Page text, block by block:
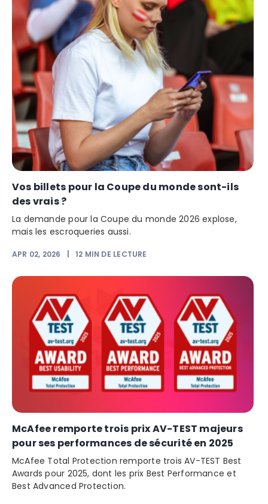
Vos billets pour la Coupe du monde sont-ils
des vrais ?
La demande pour la Coupe du monde 2026 explose,
mais les escroqueries aussi.
APR 02, 2026 |12 MIN DE LECTURE
McAfee remporte trois prix AV-TEST majeurs
pour ses performances de sécurité en 2025
McAfee Total Protection remporte trois AV-TEST Best
Awards pour 2025, dont les prix Best Performance et
Best Advanced Protection.